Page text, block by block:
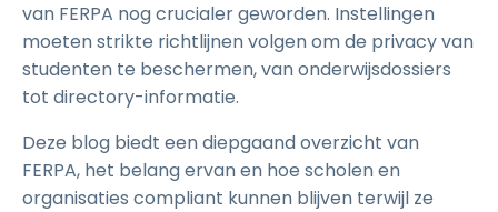
van FERPA nog crucialer geworden. Instellingen
moeten strikte richtlijnen volgen om de privacy van
studenten te beschermen, van onderwijsdossiers
tot directory-informatie.
Deze blog biedt een diepgaand overzicht van
FERPA, het belang ervan en hoe scholen en
organisaties compliant kunnen blijven terwijl ze